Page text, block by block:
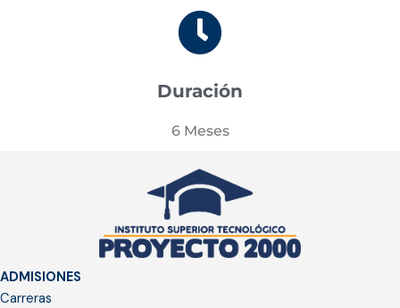
Duración
6 Meses
ADMISIONES
Carreras